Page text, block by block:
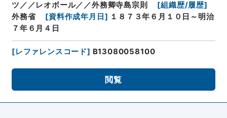
ツ／／レオボール／／外務卿寺島宗則
[組織歴/履歴]
外務省
[資料作成年月日 ] １８７３年６月１０日～明治
７年６月４日
[レファレンスコード] B13080058100
閲覧